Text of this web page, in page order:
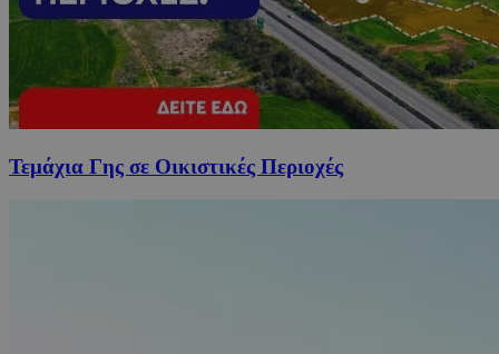
Τεμάχια Γης σε Οικιστικές Περιοχές